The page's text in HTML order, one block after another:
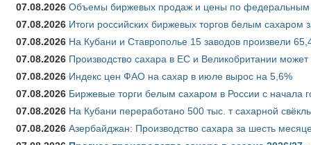
07.08.2026 Объемы биржевых продаж и цены по федеральным
07.08.2026 Итоги российских биржевых торгов белым сахаром
07.08.2026 На Кубани и Ставрополье 15 заводов произвели
07.08.2026 Производство сахара в ЕС и Великобритании
07.08.2026 Индекс цен ФАО на сахар в июле вырос на 5,6%
07.08.2026 Биржевые торги белым сахаром в России с начала
07.08.2026 На Кубани переработано 500 тыс. т сахарной
07.08.2026 Азербайджан: Производство сахара за шесть